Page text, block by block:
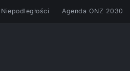
Agenda ONZ 2030